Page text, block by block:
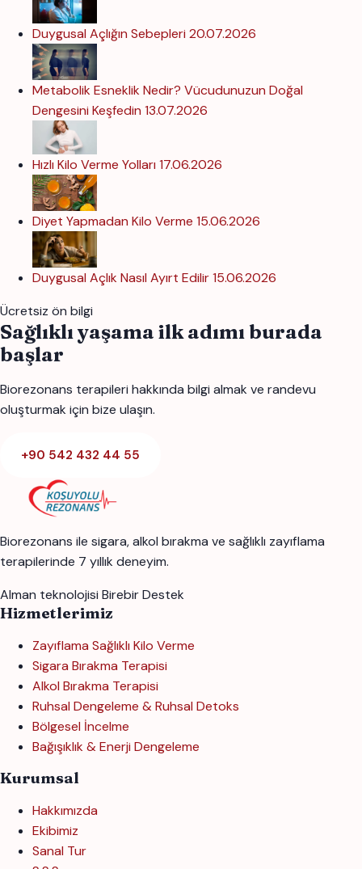
Duygusal Açlığın Sebepleri 20.07.2026
Metabolik Esneklik Nedir? Vücudunuzun Doğal
Dengesini Keşfedin 13.07.2026
Hızlı Kilo Verme Yolları 17.06.2026
Diyet Yapmadan Kilo Verme 15.06.2026
Duygusal Açlık Nasıl Ayırt Edilir15.06.2026
Ücretsiz ön bilgi
Sağlıklı yaşama ilk adımı burada
başlar
Biorezonans terapileri hakkında bilgi almak ve randevu
oluşturmak için bize ulaşın.
+90 542 432 44 55
Biorezonans ile sigara, alkol bırakma ve sağlıklı zayıflama
terapilerinde 7 yıllık deneyim.
Alman teknolojisi Birebir Destek
Hizmetlerimiz
Zayıflama Sağlıklı Kilo Verme
Sigara Bırakma Terapisi
Alkol Bırakma Terapisi
Ruhsal Dengeleme & Ruhsal Detoks
Bölgesel İncelme
Bağışıklık & Enerji Dengeleme
Kurumsal
Hakkımızda
Ekibimiz
Sanal Tur